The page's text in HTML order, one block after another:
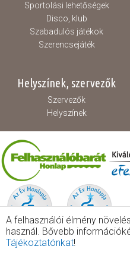
Sportolási lehetőségek
Disco, klub
Szabadulós játékok
Szerencsejáték
Helyszínek, szervezők
Szervezők
Helyszínek
A felhasználói élmény
használ. Bővebb
Tájékoztatónkat!